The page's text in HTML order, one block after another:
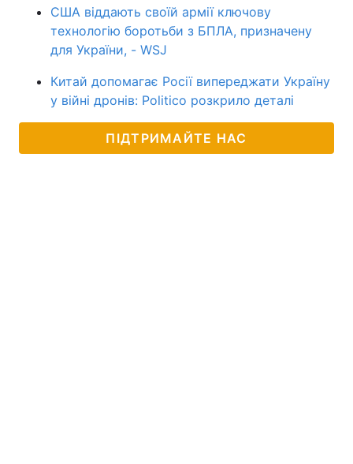
США віддають своїй армії ключову
технологію боротьби з БПЛА, призначену
для України, - WSJ
Китай допомагає Росії випереджати Україну
у війні дронів: Politico розкрило деталі
ПІДТРИМАЙТЕ НАС